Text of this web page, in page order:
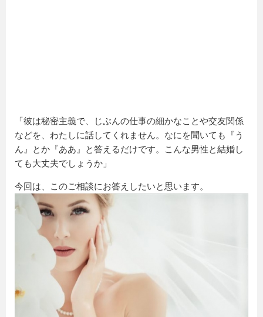
「彼は秘密主義で、じぶんの仕事の細かなことや交友関係
などを、わたしに話してくれません。なにを聞いても『う
ん』とか『ああ』と答えるだけです。こんな男性と結婚し
ても大丈夫でしょうか」
今回は、このご相談にお答えしたいと思います。